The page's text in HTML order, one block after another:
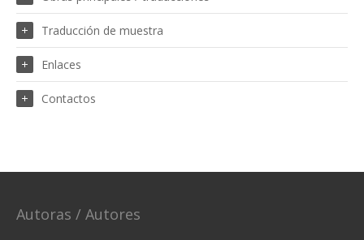
Traducción de muestra
Enlaces
Contactos
Autoras / Autores